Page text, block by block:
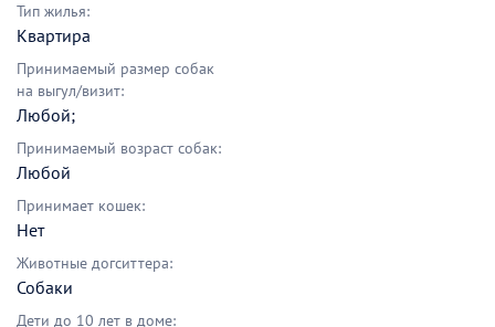
Тип жилья:
Квартира
Принимаемый размер собак
на выгул/визит:
Любой;
Принимаемый возраст собак:
Любой
Принимает кошек:
Нет
Животные догситтера:
Собаки
Дети до 10 лет в доме: